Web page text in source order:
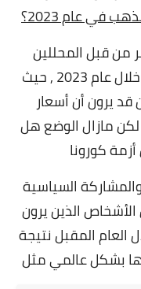
عام 2023؟
من قبل المحللين
والمستشارين بشأن أسعار الذهب خلال عام 2023 , حيث
قد يرون أن أسعار
مازال الوضع هل
كورونا
السياسية
الذين يرون
المقبل نتيجة
بشكل عالمي مثل